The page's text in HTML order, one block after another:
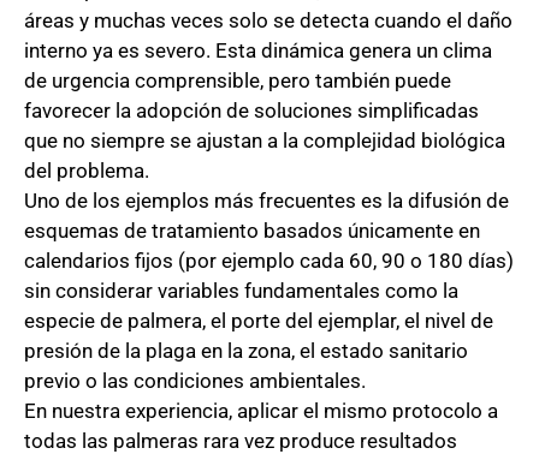
áreas y muchas veces solo se detecta cuando el daño
interno ya es severo. Esta dinámica genera un clima
de urgencia comprensible, pero también puede
favorecer la adopción de soluciones simplificadas
que no siempre se ajustan a la complejidad biológica
del problema.
Uno de los ejemplos más frecuentes es la difusión de
esquemas de tratamiento basados únicamente en
calendarios fijos (por ejemplo cada 60, 90 o 180 días)
sin considerar variables fundamentales como la
especie de palmera, el porte del ejemplar, el nivel de
presión de la plaga en la zona, el estado sanitario
previo o las condiciones ambientales.
En nuestra experiencia, aplicar el mismo protocolo a
todas las palmeras rara vez produce resultados